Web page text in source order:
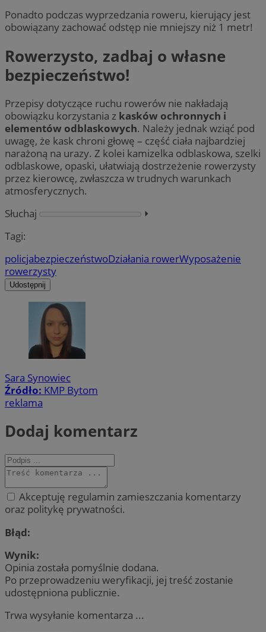
Ponadto podczas wyprzedzania roweru, kierujący jest
obowiązany zachować odstęp nie mniejszy niż 1 metr!
Rowerzysto, zadbaj o własne
bezpieczeństwo!
Przepisy dotyczące ruchu rowerów nie nakładają
obowiązku korzystania z kasków ochronnych i
elementów odblaskowych. Należy jednak wziąć pod
uwagę, że kask chroni głowę – część ciała najbardziej
narażoną na urazy. Z kolei kamizelka odblaskowa, szelki
odblaskowe, opaski, ułatwiają dostrzeżenie rowerzysty
przez kierowcę, zwłaszcza w trudnych warunkach
atmosferycznych.
Słuchaj
⏵︎
Tagi:
policjabezpieczeństwoDziałania rowerWyposażenie
rowerzysty
Udostępnij
Sara Synowiec
Źródło: KMP Bytom
reklama
Dodaj komentarz
Akceptuję regulamin zamieszczania komentarzy
oraz politykę prywatności.
Błąd:
Wynik:
Opinia została pomyślnie dodana.
Po przeprowadzeniu weryfikacji, jej treść zostanie
udostępniona publicznie.
Trwa wysyłanie komentarza ...